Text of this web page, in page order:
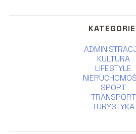
KULTURA
LIFESTYLE
SPORT
TRANSPORT
TURYSTYKA